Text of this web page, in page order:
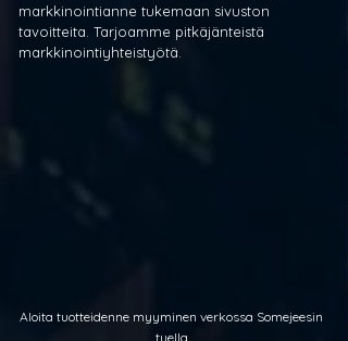
markkinointianne tukemaan sivuston
tavoitteita. Tarjoamme pitkäjänteistä
markkinointiyhteistyötä.
Aloita tuotteidenne myyminen verkossa Somejeesin
tuella.